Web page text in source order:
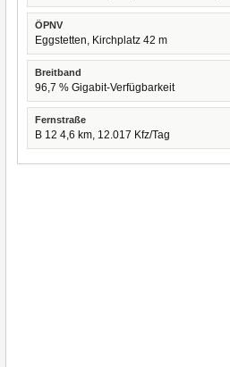
ÖPNV
Eggstetten, Kirchplatz 42 m
Breitband
96,7 % Gigabit-Verfügbarkeit
Fernstraße
B 12 4,6 km, 12.017 Kfz/Tag